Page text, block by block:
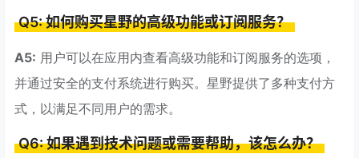
Q5: 如何购买星野的高级功能或订阅服务？
A5: 用户可以在应用内查看高级功能和订阅服务的选项，
并通过安全的支付系统进行购买。星野提供了多种支付方
式，以满足不同用户的需求。
Q6: 如果遇到技术问题或需要帮助，该怎么办？